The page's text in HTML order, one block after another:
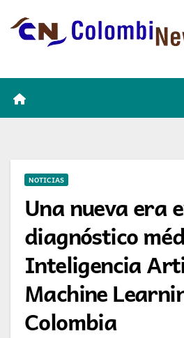
NOTICIAS
Una nueva era
diagnóstico
Inteligencia
Machine
Colombia